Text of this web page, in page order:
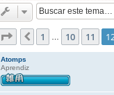
Página12de15
Anterior
1 10 11
Atomps
Aprendiz